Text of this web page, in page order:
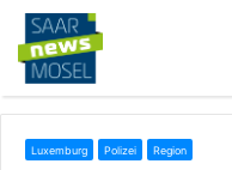
Luxemburg Polizei Region